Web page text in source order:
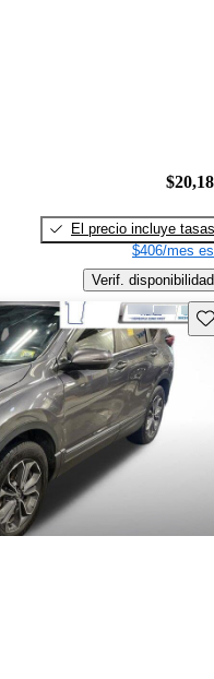
El precio incluye tasas
$406/mes
Verif. disponibilidad